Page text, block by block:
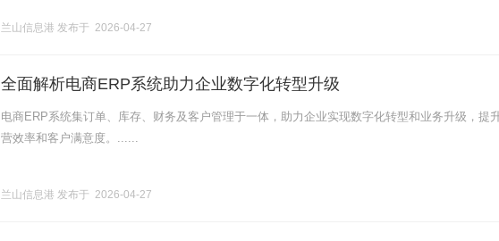
兰山信息港 发布于 2026-04-27
全面解析电商ERP系统助力企业数字化转型升级
电商ERP系统集订单、库存、财务及客户管理于一体，助力企业实现数字化转型和业务升级，提
营效率和客户满意度。......
兰山信息港 发布于 2026-04-27